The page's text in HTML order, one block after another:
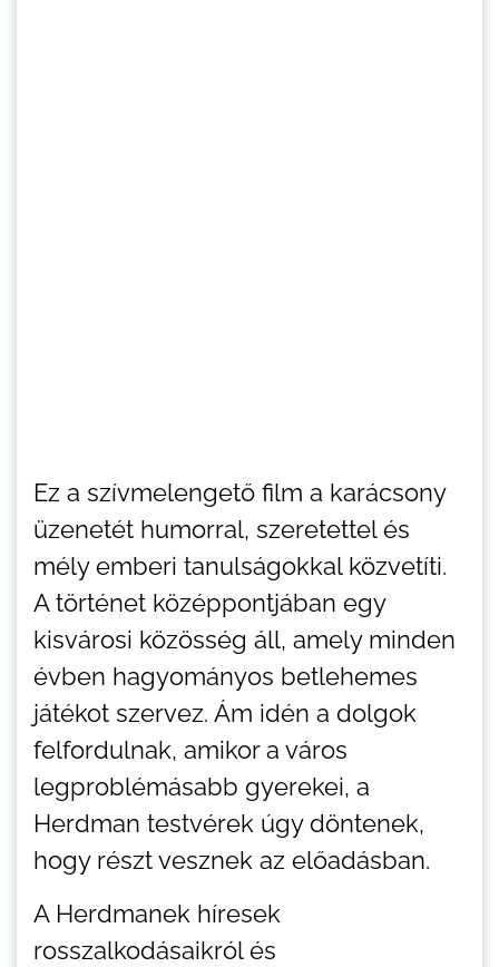
Ez a szívmelengető film a karácsony
üzenetét humorral, szeretettel és
mély emberi tanulságokkal közvetíti.
A történet középpontjában egy
kisvárosi közösség áll, amely minden
évben hagyományos betlehemes
játékot szervez. Ám idén a dolgok
felfordulnak, amikor a város
legproblémásabb gyerekei, a
Herdman testvérek úgy döntenek,
hogy részt vesznek az előadásban.
A Herdmanek híresek
rosszalkodásaikról és